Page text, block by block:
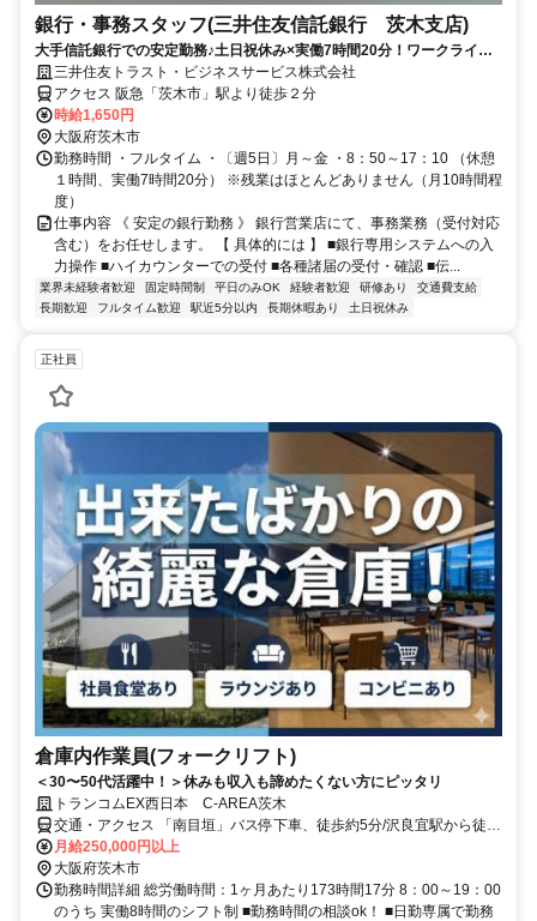
銀行・事務スタッフ(三井住友信託銀行 茨木支店)
大手信託銀行での安定勤務♪土日祝休み×実働7時間20分！ワークライフ
バランス◎
三井住友トラスト・ビジネスサービス株式会社
アクセス 阪急「茨木市」駅より徒歩２分
時給1,650円
大阪府茨木市
勤務時間 ・フルタイム ・〔週5日〕月～金 ・8：50～17：10 （休憩
１時間、実働7時間20分） ※残業はほとんどありません（月10時間程
度）
仕事内容 《 安定の銀行勤務 》 銀行営業店にて、事務業務（受付対応
含む）をお任せします。 【 具体的には 】 ■銀行専用システムへの入
力操作 ■ハイカウンターでの受付 ■各種諸届の受付・確認 ■伝...
業界未経験者歓迎 固定時間制 平日のみOK 経験者歓迎 研修あり
交通費支給
長期歓迎
フルタイム歓迎 駅近5分以内 長期休暇あり 土日祝休み
正社員
倉庫内作業員(フォークリフト)
＜30〜50代活躍中！＞休みも収入も諦めたくない方にピッタリ
トランコムEX西日本 C-AREA茨木
交通・アクセス 「南目垣」バス停下車、徒歩約5分/沢良宜駅から徒歩
36分（車13分）/阪急南茨木駅より直行無料シャトルバス有
月給250,000円以上
大阪府茨木市
勤務時間詳細 総労働時間：1ヶ月あたり173時間17分 8：00～19：00
のうち 実働8時間のシフト制 ■勤務時間の相談ok！ ■日勤専属で勤務